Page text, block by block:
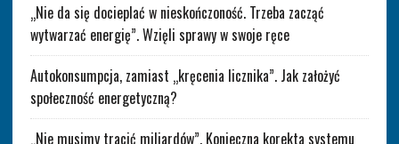
„Nie da się docieplać w nieskończoność. Trzeba zacząć
wytwarzać energię”. Wzięli sprawy w swoje ręce
Autokonsumpcja, zamiast „kręcenia licznika”. Jak założyć
społeczność energetyczną?
„Nie musimy tracić miliardów”. Konieczna korekta systemu